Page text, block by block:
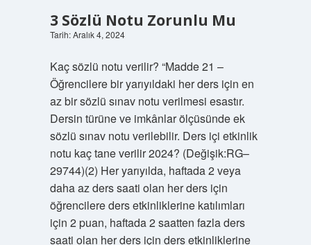
3 Sözlü Notu Zorunlu Mu
Tarih: Aralık 4, 2024
Kaç sözlü notu verilir? “Madde 21 –
Öğrencilere bir yarıyıldaki her ders için en
az bir sözlü sınav notu verilmesi esastır.
Dersin türüne ve imkânlar ölçüsünde ek
sözlü sınav notu verilebilir. Ders içi etkinlik
notu kaç tane verilir 2024? (Değişik:RG–
29744)(2) Her yarıyılda, haftada 2 veya
daha az ders saati olan her ders için
öğrencilere ders etkinliklerine katılımları
için 2 puan, haftada 2 saatten fazla ders
saati olan her ders için ders etkinliklerine